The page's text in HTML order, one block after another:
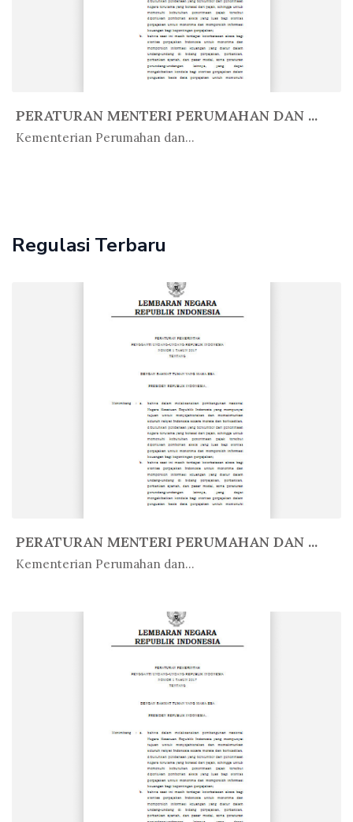
PERATURAN MENTERI PERUMAHAN DAN ...
Kementerian Perumahan dan...
In Peratur...
Regulasi Terbaru
PERATURAN MENTERI PERUMAHAN DAN ...
Kementerian Perumahan dan...
In Peratur...